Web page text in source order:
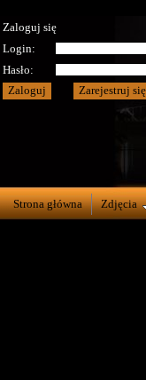
Zaloguj się
Login:
Hasło:
Strona główna Zdjęcia